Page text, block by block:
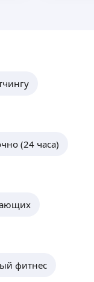
(24 часа)
фитнес